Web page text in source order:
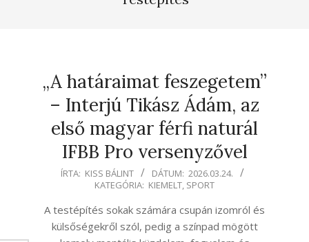
„A határaimat feszegetem”
– Interjú Tikász Ádám, az
első magyar férfi naturál
IFBB Pro versenyzővel
2026-
24
ÍRTA: KISS BÁLINT DÁTUM: 2026.03.24.
KATEGÓRIA: KIEMELT, SPORT
A testépítés sokak számára csupán izomról és
külsőségekről szól, pedig a színpad mögött